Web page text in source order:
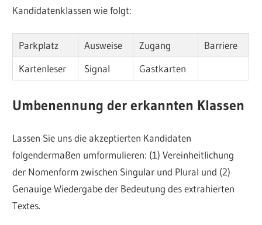
Kandidatenklassen wie folgt:
Parkplatz Ausweise Zugang
Barriere
Kartenleser
Signal Gastkarten
Umbenennung der erkannten Klassen
Lassen Sie uns die akzeptierten Kandidaten
folgendermaßen umformulieren: (1) Vereinheitlichung
der Nomenform zwischen Singular und Plural und (2)
Genauige Wiedergabe der Bedeutung des extrahierten
Textes.